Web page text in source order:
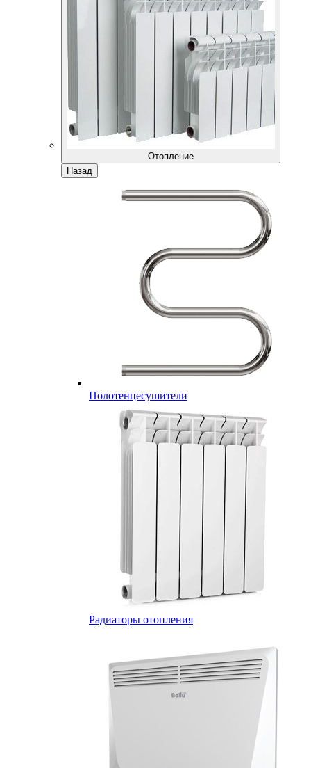
Отопление
Назад
Полотенцесушители
Радиаторы отопления